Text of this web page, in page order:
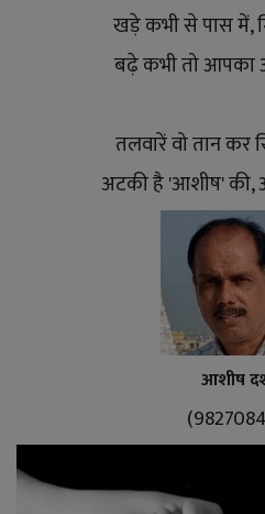
खड़े कभी से पास में,
बढ़े कभी तो आपका
तलवारें वो तान कर
अटकी है 'आशीष' की,
आशीष